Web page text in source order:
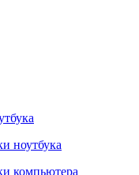
ноутбука
компьютера